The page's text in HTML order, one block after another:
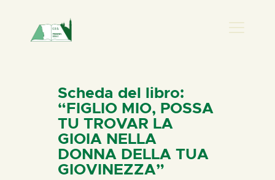
HOME
CHI SIAMO
NEWS
PERCORSI
BIBLIOTECA
Scheda del libro:
“FIGLIO MIO, POSSA
TU TROVAR LA
GIOIA NELLA
DONNA DELLA TUA
GIOVINEZZA”